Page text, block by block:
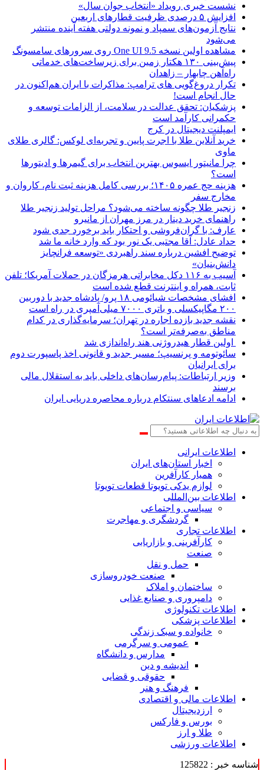
نشست خبری رویداد «انتخاب جوان سال»
افزایش ۵ درصدی ظرفیت قطارهای اربعین
نتایج آزمون‌های سمپاد و نمونه دولتی هفته آینده منتشر
می‌شود
مشاهده اولین نسخه One UI 9.5 روی سرورهای سامسونگ
پیش‌بینی ۱۳۰ هکتار زمین برای زیرساخت‌های خدماتی
راه‌آهن چابهار – زاهدان
تکرار دروغ‌گویی های ترامپ: مذاکرات با ایران هم‌اکنون در
حال انجام است!
پزشکیان: تحقق عدالت در سلامت، از الزامات توسعه و
حکمرانی کارآمد است
ایمپلنت دیجیتال در کرج
خرید آنلاین طلا با اجرت پایین و تجربه‌ای لوکس: گالری طلای
ماوی
چرا مانیتور ایسوس بهترین انتخاب برای گیمرها و ادیتورها
است؟
هزینه حج عمره ۱۴۰۵؛ بررسی کامل هزینه ثبت نام، کاروان و
مخارج سفر
زنجیر طلا چگونه ساخته می‌شود؟ مراحل تولید زنجیر طلا
راهنمای خرید دینار در مرز مهران از مانیرو
عارف: با گران‌فروشی و احتکار باید برخورد جدی شود
حداد عادل: آقا مجتبی یک نور بود که وارد خانه ما شد
توضیح افشین درباره سند راهبردی «توسعه فرانچایز
دانش‌بنیان»
آسیب به ۱۱۶ دکل مخابراتی هرمزگان در حملات آمریکا؛ تلفن
ثابت، همراه و اینترنت ‌قطع شده است
افشای مشخصات شیائومی ۱۸ پرو/ پادشاه جدید با دوربین
۲۰۰ مگاپیکسلی و باتری ۷۰۰۰ میلی‌آمپری در راه است
نقشه جدید بازده اجاره در تهران؛ سرمایه‌گذاری در کدام
مناطق به‌صرفه‌تر است؟
اولین قطار هیدروژنی هند راه‌اندازی شد
سائوتومه و پرنسیپ؛ مسیر جدید و قانونی اخذ پاسپورت دوم
برای ایرانیان
وزیر ارتباطات: پیام‌رسان‌های داخلی باید به استقلال مالی
برسند
ادامه ادعاهای سنتکام درباره محاصره دریایی ایران
اطلاعات‌ ‎ایرانی
اخبار استان‌های ایران
همیار کارآفرین
لوازم یدکی تویوتا قطعات تویوتا
اطلاعات بین‌المللی
سیاسی و اجتماعی
گردشگری و مهاجرت
اطلاعات تجاری
کارآفرینی و بازاریابی
صنعت
حمل و نقل
صنعت خودروسازی
ساختمان و املاک
دامپروری و صنایع غذایی
اطلاعات تکنولوژی
اطلاعات پزشکی
خانواده و سبک زندگی
عمومی و سرگرمی
مدارس و دانشگاه
اندیشه و دین
حقوقی و قضایی
فرهنگ و هنر
اطلاعات مالی و اقتصادی
ارزدیجیتال
بورس و فارکس
طلا و ارز
اطلاعات ورزشی
شناسه خبر : 125822